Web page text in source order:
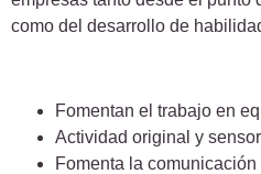
como del desarrollo de
Fomentan el trabajo en
Actividad original y
Fomenta la